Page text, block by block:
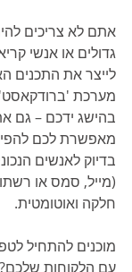
אתם לא צריכים
גדולים או אנשי
לייצר את התכנים
מערכת
בהישג ידכם – גם
מאפשרת לכם
בדיוק לאנשים
(מייל, סמס או
חלקה ואוטומטית.
מוכנים להתחיל
עם הלקוחות שלכם?